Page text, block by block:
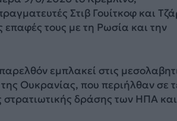
Στιβ Γουίτκοφ και
επαφές τους με τη Ρωσία και την
εμπλακεί στις
Ουκρανίας, που περιήλθαν σε
δράσης των ΗΠΑ